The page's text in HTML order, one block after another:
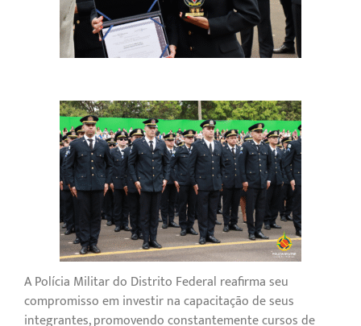
A Polícia Militar do Distrito Federal reafirma seu
compromisso em investir na capacitação de seus
integrantes, promovendo constantemente cursos de